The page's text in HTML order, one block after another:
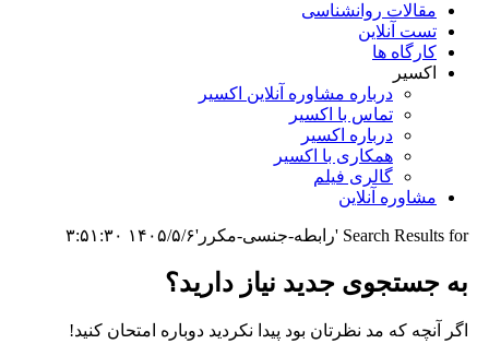
مقالات روانشناسی
تست آنلاین
کارگاه ها
اکسیر
درباره مشاوره آنلاین اکسیر
تماس با اکسیر
درباره اکسیر
همکاری با اکسیر
گالری فیلم
مشاوره آنلاین
Search Results for 'رابطه-جنسی-مکرر' ۱۴۰۵/۵/۶ ۳:۵۱:۳۰
به جستجوی جديد نياز داريد؟
اگر آنچه که مد نظرتان بود پیدا نکردید دوباره امتحان کنید!